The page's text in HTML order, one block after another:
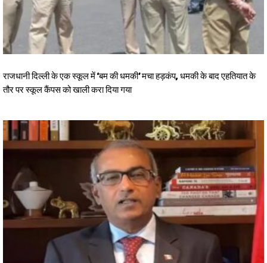
राजधानी दिल्ली के एक स्कूल में ‘बम की धमकी’ मचा हड़कंप, धमकी के बाद एहतियात के
तौर पर स्कूल कैंपस को खाली करा दिया गया